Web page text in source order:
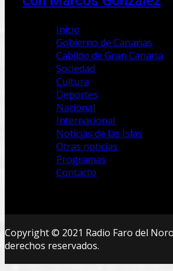
Inicio
Gobierno de Canarias
Cabildo de Gran Canaria
Sociedad
Cultura
Deportes
Nacional
Internacional
Noticias de las Islas
Otras noticias
Programas
Contacto
Copyright © 2021 Radio Faro del
derechos reservados.